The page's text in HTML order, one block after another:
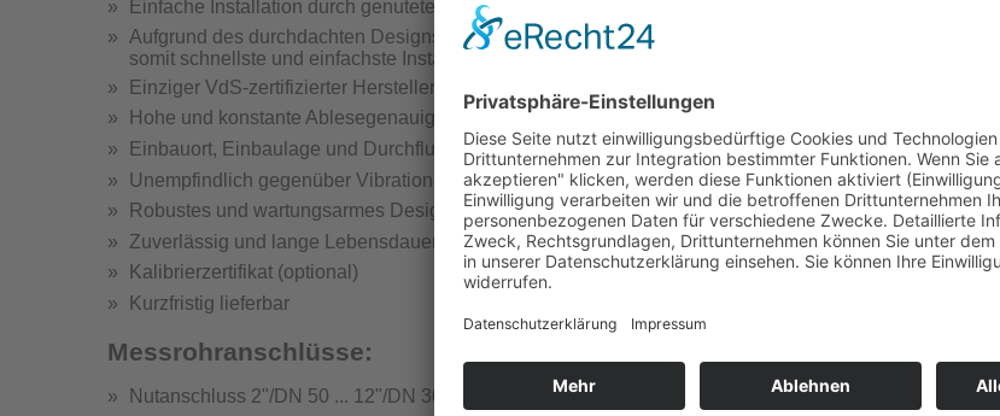
Hydrantenprüfgerät Wassernetzanalysen
Wandhydrantenprüfgerät
Testeinrichtungen
Strömungsmelder TesterWandhydrantenprüfgeräte
Einfache Installation durch genuteten Anschluss an das Rohrleitungsnetz
Aufgrund des durchdachten Designs ist nach dem Anschluss an das Rohrleitungsnetz das Gerät mit
somit schnellste und einfachste Installation
Einziger VdS-zertifizierter Hersteller mit Nutanschluss
Hohe und konstante Ablesegenauigkeit
Einbauort, Einbaulage und Durchflussrichtung beliebig
Unempfindlich gegenüber Vibrationen
Robustes und wartungsarmes Design
Zuverlässig und lange Lebensdauer
Kalibrierzertifikat (optional)
Kurzfristig lieferbar
Messrohranschlüsse:
Nutanschluss 2"/DN 50 ... 12"/DN 300